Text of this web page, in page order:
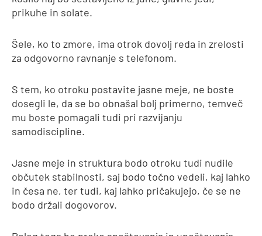
prikuhe in solate.
Šele, ko to zmore, ima otrok dovolj reda in zrelosti
za odgovorno ravnanje s telefonom.
S tem, ko otroku postavite jasne meje, ne boste
dosegli le, da se bo obnašal bolj primerno, temveč
mu boste pomagali tudi pri razvijanju
samodiscipline.
Jasne meje in struktura bodo otroku tudi nudile
občutek stabilnosti, saj bodo točno vedeli, kaj lahko
in česa ne, ter tudi, kaj lahko pričakujejo, če se ne
bodo držali dogovorov.